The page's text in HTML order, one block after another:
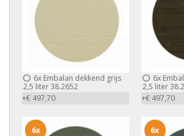
6x Embalan dekkend grijs
2,5 liter 38.2652
+€ 497,70
6x
2,5 liter
+€ 497,70
6x 6x